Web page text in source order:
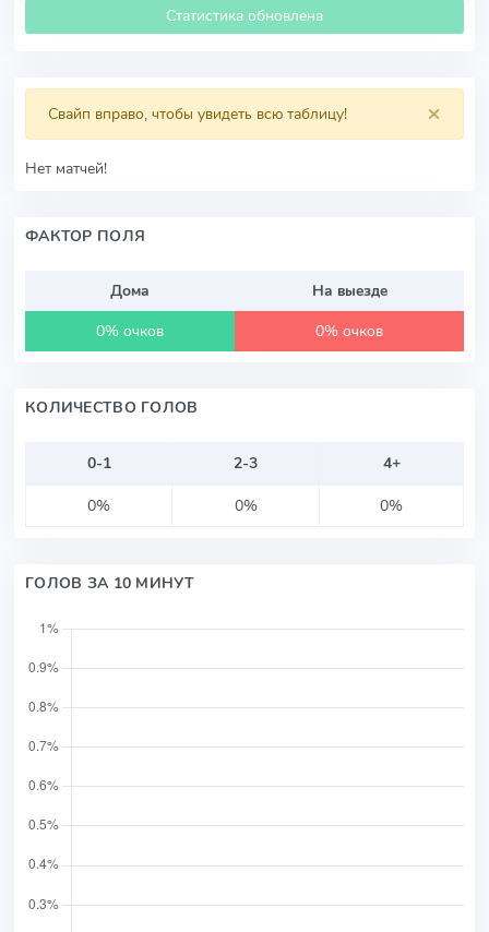
Статистика обновлена
×
Свайп вправо, чтобы увидеть всю таблицу!
Нет матчей!
ФАКТОР ПОЛЯ
Дома
На выезде
0% очков
0% очков
КОЛИЧЕСТВО ГОЛОВ
0-1 2-3
4+
0%
0% 0%
ГОЛОВ ЗА 10 МИНУТ